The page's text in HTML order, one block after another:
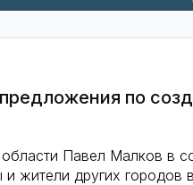
по
Павел Малков в
жители других